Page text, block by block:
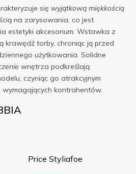
się wyjątkową miękkością
na zarysowania, co jest
estetyki akcesorium. Wstawka z
krawędź torby, chroniąc ją przed
użytkowania. Solidne
wnętrza podkreślają
czyniąc go atrakcyjnym
kontrahentów.
Price Styliafoe